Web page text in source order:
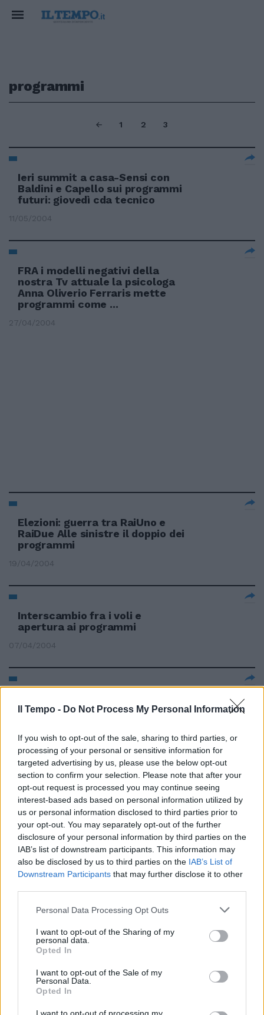
Il Tempo - Do Not Process My Personal Information
If you wish to opt-out of the sale, sharing to third parties, or
processing of your personal or sensitive information for
targeted advertising by us, please use the below opt-out
section to confirm your selection. Please note that after your
opt-out request is processed you may continue seeing
interest-based ads based on personal information utilized by
us or personal information disclosed to third parties prior to
your opt-out. You may separately opt-out of the further
disclosure of your personal information by third parties on the
IAB’s list of downstream participants. This information may
also be disclosed by us to third parties on the IAB’s List of
Downstream Participants that may further disclose it to other
Personal Data Processing Opt Outs
I want to opt-out of the Sharing of my
personal data.
Opted In
I want to opt-out of the Sale of my
Personal Data.
Opted In
programmi
1 2 3
Ieri summit a casa-Sensi con
Baldini e Capello sui programmi
futuri: giovedì cda tecnico
11/05/2004
FRA i modelli negativi della
nostra Tv attuale la psicologa
Anna Oliverio Ferraris mette
programmi come ...
27/04/2004
Elezioni: guerra tra RaiUno e
RaiDue Alle sinistre il doppio dei
programmi
19/04/2004
Interscambio fra i voli e
apertura ai programmi
07/04/2004
inglese per bambini
BRUXELLES — Il «made in Lazio»
è tra i settori di eccellenza sui
quali punta la Regione nei
programmi ...
03/11/2003
per loro
05/10/2003
02/06/2003